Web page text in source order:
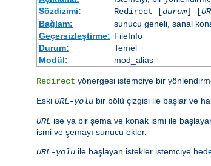
Sözdizimi:
Redirect [durum] [
Bağlam:
sunucu geneli, sanal
Geçersizleştirme: FileInfo
Durum:
Temel
Modül:
mod_alias
Redirect yönergesi istemciye bir
Eski URL-yolu bir bölü çizgisi ile başlar ve
URL ise ya bir şema ve konak ismi ile
ismi ve şemayı sunucu ekler.
URL-yolu ile başlayan istekler istemciye